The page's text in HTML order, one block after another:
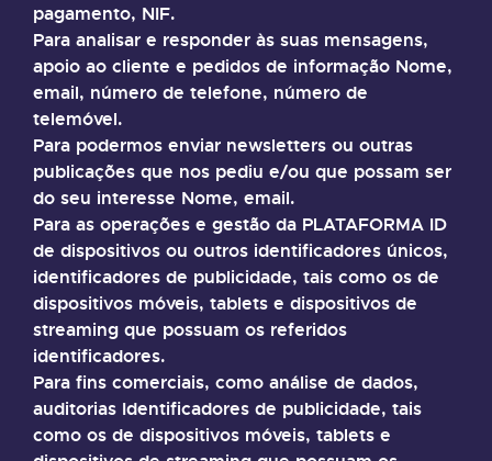
pagamento, NIF.
Para analisar e responder às suas mensagens,
apoio ao cliente e pedidos de informação Nome,
email, número de telefone, número de
telemóvel.
Para podermos enviar newsletters ou outras
publicações que nos pediu e/ou que possam ser
do seu interesse Nome, email.
Para as operações e gestão da PLATAFORMA ID
de dispositivos ou outros identificadores únicos,
identificadores de publicidade, tais como os de
dispositivos móveis, tablets e dispositivos de
streaming que possuam os referidos
identificadores.
Para fins comerciais, como análise de dados,
auditorias Identificadores de publicidade, tais
como os de dispositivos móveis, tablets e